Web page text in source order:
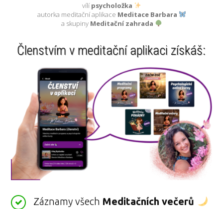
vílí psycholožka
autorka meditační aplikace Meditace Barbara
a skupiny Meditační zahrada
Členstvím v meditační aplikaci získáš:
Záznamy všech Meditačních večerů